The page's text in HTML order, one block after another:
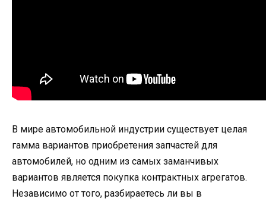
В мире автомобильной индустрии существует целая
гамма вариантов приобретения запчастей для
автомобилей, но одним из самых заманчивых
вариантов является покупка контрактных агрегатов.
Независимо от того, разбираетесь ли вы в